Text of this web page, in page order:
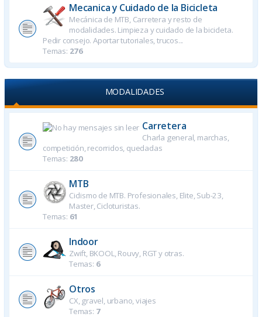
Mecanica y Cuidado de la Bicicleta
Mecánica de MTB, Carretera y resto de
modalidades. Limpieza y cuidado de la bicicleta.
Pedir consejo. Aportar tutoriales, trucos...
Temas: 276
MODALIDADES
Carretera
Charla general, marchas,
competición, recorridos, quedadas
Temas: 280
MTB
Ciclismo de MTB. Profesionales, Elite, Sub-23,
Master, Cicloturistas.
Temas: 61
Indoor
Zwift, BKOOL, Rouvy, RGT y otras.
Temas: 6
Otros
CX, gravel, urbano, viajes
Temas: 7